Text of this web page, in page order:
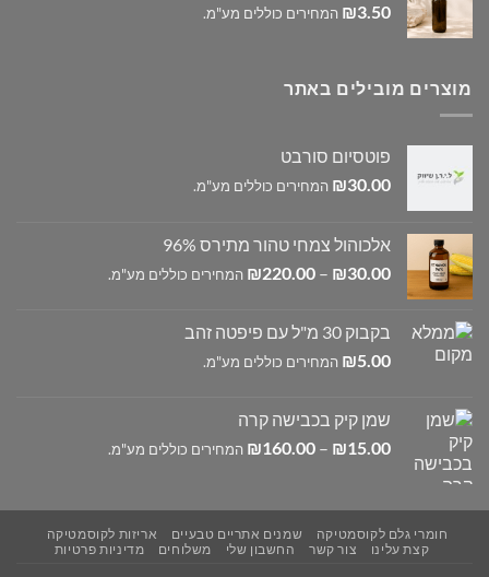
₪3.50 המחירים כוללים מע"מ.
מוצרים מובילים באתר
פוטסיום סורבט
₪30.00 המחירים כוללים מע"מ.
אלכוהול צמחי טהור מתירס 96%
₪30.00
–
₪220.00
טווח
עד
המחירים כוללים מע"מ.
בקבוק 30 מ"ל עם פיפטה זהב
₪5.00 המחירים כוללים מע"מ.
שמן קיק בכבישה קרה
₪15.00
–
₪160.00
טווח
עד
המחירים כוללים מע"מ.
חומרי גלם לקוסמטיקה שמנים אתריים טבעיים
אריזות לקוסמטיקה
קצת עלינו
צור קשר החשבון שלי משלוחים מדיניות פרטיות